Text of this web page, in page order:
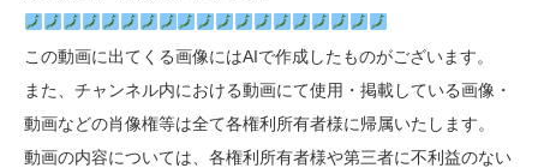
この動画に出てくる画像にはAIで作成したものがございます。
また、チャンネル内における動画にて使用・掲載している画像・
動画などの肖像権等は全て各権利所有者様に帰属いたします。
動画の内容については、各権利所有者様や第三者に不利益のない